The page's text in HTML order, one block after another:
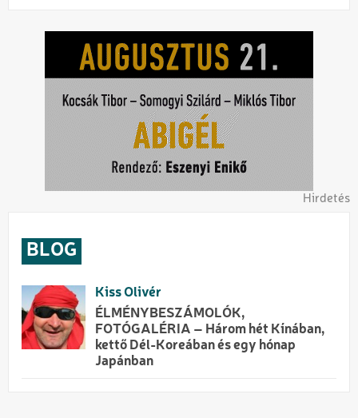
Hirdetés
BLOG
Kiss Olivér
ÉLMÉNYBESZÁMOLÓK,
FOTÓGALÉRIA – Három hét Kínában,
kettő Dél-Koreában és egy hónap
Japánban